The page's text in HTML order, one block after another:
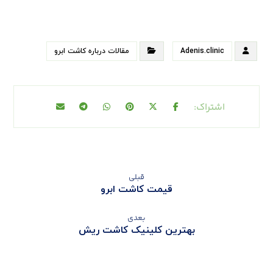
Adenis.clinic مقالات درباره کاشت ابرو
قبلی
قیمت کاشت ابرو
بعدی
بهترین کلینیک کاشت ریش